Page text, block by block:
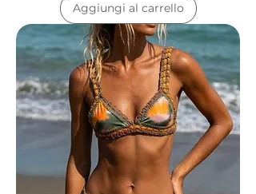
Aggiungi al carrello